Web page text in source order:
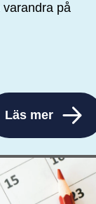
på
Läs mer